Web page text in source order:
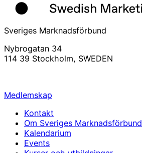
Sveriges Marknadsförbund
Nybrogatan 34
114 39 Stockholm, SWEDEN
Medlemskap
Kontakt
Om Sveriges Marknadsförbund
Kalendarium
Events